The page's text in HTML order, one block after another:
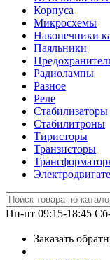
Корпуса
Микросхемы
Наконечники
Паяльники
Радиолампы
Разное
Реле
Стабилитроны
Тиристоры
Транзисторы
Пн-пт 09:15-18:45
Заказать